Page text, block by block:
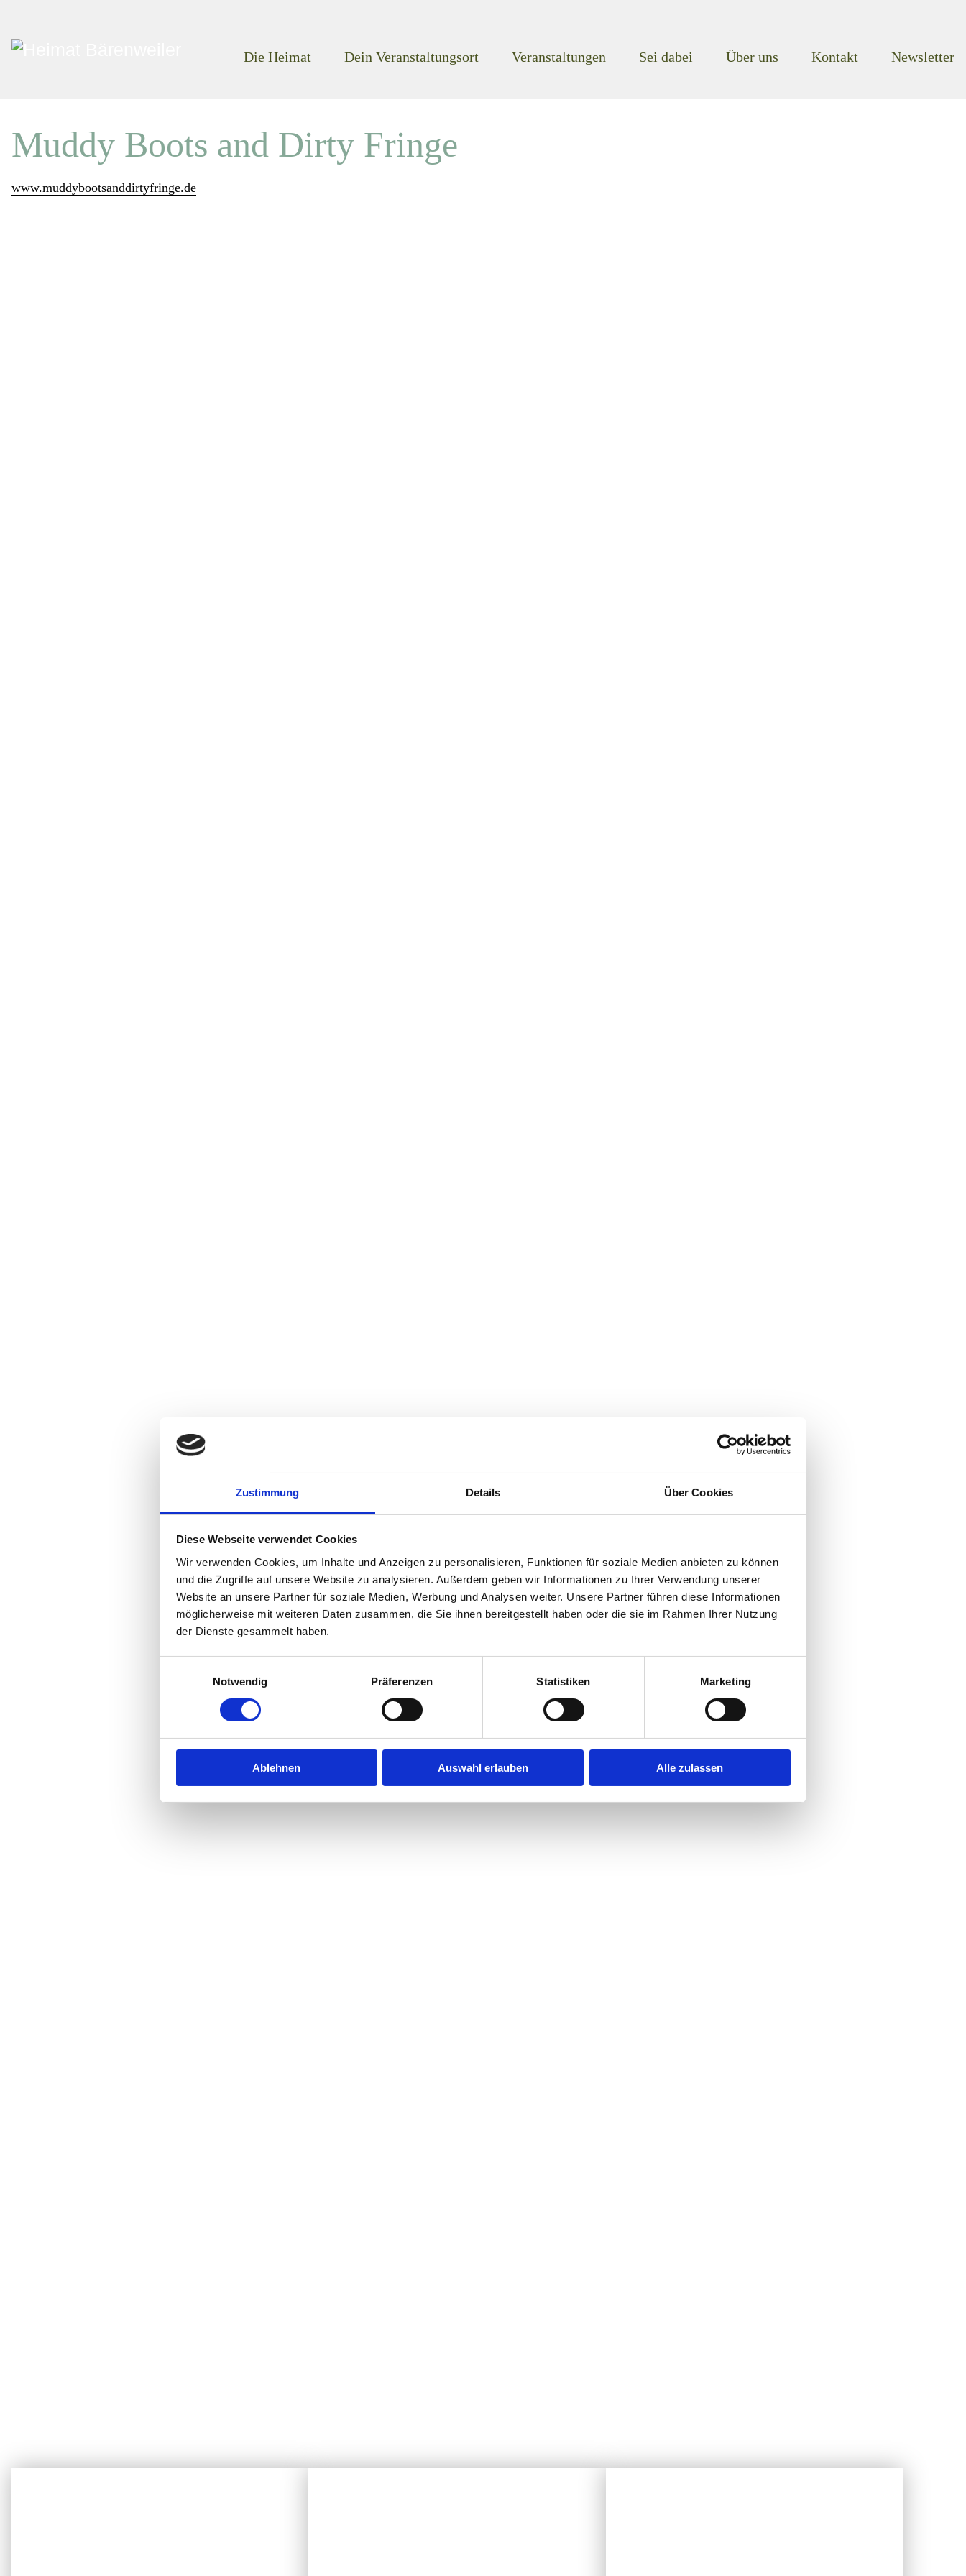
Zustimmung Details Über Cookies
Diese Webseite verwendet Cookies
Wir verwenden Cookies, um Inhalte und Anzeigen zu personalisieren, Funktionen für soziale Medien anbieten zu können
und die Zugriffe auf unsere Website zu analysieren. Außerdem geben wir Informationen zu Ihrer Verwendung unserer
Website an unsere Partner für soziale Medien, Werbung und Analysen weiter. Unsere Partner führen diese Informationen
möglicherweise mit weiteren Daten zusammen, die Sie ihnen bereitgestellt haben oder die sie im Rahmen Ihrer Nutzung
der Dienste gesammelt haben.
Notwendig
Präferenzen Statistiken Marketing
Ablehnen Auswahl erlauben Alle zulassen
Die Heimat Dein Veranstaltungsort Veranstaltungen Sei dabei Über uns Kontakt Newsletter
Muddy Boots and Dirty Fringe
www.muddybootsanddirtyfringe.de